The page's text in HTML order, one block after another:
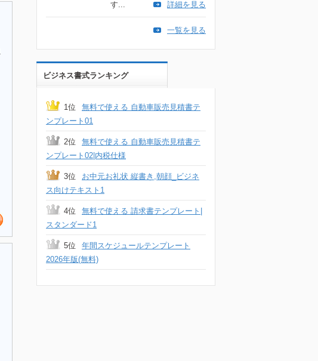
す...
詳細を見る
一覧を見る
ビジネス書式ランキング
1位
無料で使える 自動車販売見積書テ
ンプレート01
2位
無料で使える 自動車販売見積書テ
ンプレート02|内税仕様
3位
お中元お礼状 縦書き,朝顔_ビジネ
ス向けテキスト1
4位
無料で使える 請求書テンプレート|
スタンダード1
5位
年間スケジュールテンプレート
2026年版(無料)